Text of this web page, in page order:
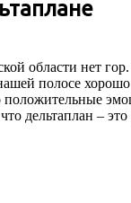
области нет
полосе
положительные
дельтаплан –